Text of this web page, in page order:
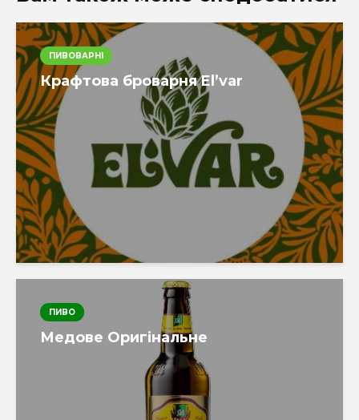
ПИВОВАРНІ
Крафтова броварня El’var
ПИВО
Медове Оригінальне